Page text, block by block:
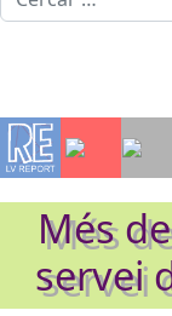
Més
servei